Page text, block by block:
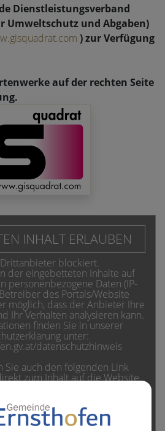
Dienstleistungsverband
Umweltschutz und Abgaben)
) zur Verfügung
auf der rechten Seite
INHALT ERLAUBEN
blockiert.
der eingebetteten Inhalte auf
personenbezogene Daten (IP-
des Portals/Website
möglich, dass der Anbieter Ihre
Ihr Verhalten analysieren kann.
finden Sie in unserer
unter:
datenschutzhinweis
Sie auch den folgenden Link
zum Inhalt auf die Website
BP/WEPM.aspx?
44ff-9b2e-533c52572ce2